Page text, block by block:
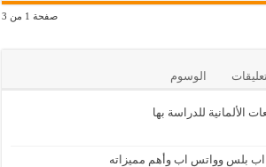
صفحة 1 من 3
الوسوم
الألمانية للدراسة بها
اب بلس وواتس اب وأهم مميزاته